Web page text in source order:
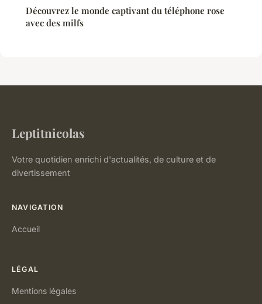
Découvrez le monde captivant du téléphone rose
avec des milfs
Leptitnicolas
Votre quotidien enrichi d'actualités, de culture et de
divertissement
NAVIGATION
Accueil
LÉGAL
Mentions légales